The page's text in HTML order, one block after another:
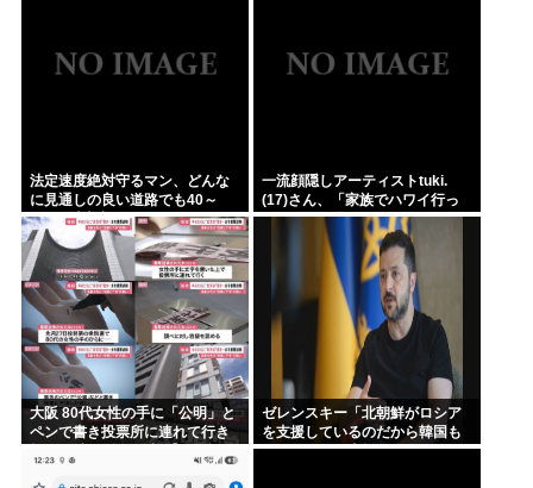
法定速度絶対守るマン、どんな
に見通しの良い道路でも40～
60km以上出さない
一流顔隠しアーティストtuki.
(17)さん、「家族でハワイ行っ
てきたw」 自己顕示欲がどんど
ん抑えられなくなる
大阪 80代女性の手に「公明」と
ペンで書き投票所に連れて行き
ゼレンスキー「北朝鮮がロシア
を支援しているのだから韓国も
ウクライナを支援しろ」